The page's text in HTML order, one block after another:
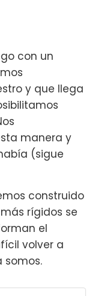
con un
y que llega
manera y
(sigue
construido
rígidos se
el
volver a
somos.